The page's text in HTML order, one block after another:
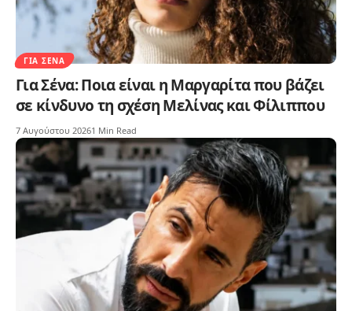
ΓΙΑ ΣΈΝΑ
Για Σένα: Ποια είναι η Μαργαρίτα που βάζει
σε κίνδυνο τη σχέση Μελίνας και Φίλιππου
7 Αυγούστου 20261 Min Read